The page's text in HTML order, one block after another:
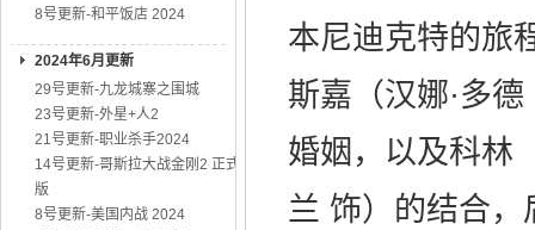
8号更新-和平饭店 2024
2024年6月更新
29号更新-九龙城寨之围城
23号更新-外星+人2
21号更新-职业杀手2024
14号更新-哥斯拉大战金刚2 正式
版
8号更新-美国内战 2024
本尼迪克特的旅
斯嘉（汉娜·多
婚姻，以及科林
兰 饰）的结合